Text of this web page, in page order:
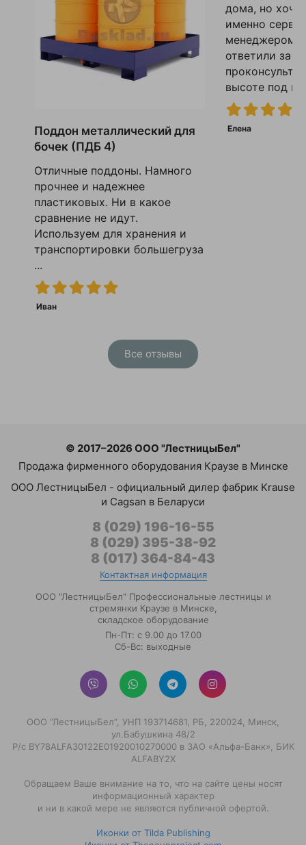
Поддон металлический для
бочек (ПДБ 4)
Отличные поддоны. Намного
прочнее и надежнее
пластиковых. Ни в какое
сравнение не идут.
Используем для хранения и
транспортировки большегруза
...
Иван
дома, но хочу
именно
менеджером в
ответили за
высоте под
Елена
Все отзывы
© 2017–2026 ООО "ЛестницыБел"
Продажа фирменного оборудования Краузе в Минске
ООО ЛестницыБел - официальный дилер фабрик Krause
и Cagsan в Беларуси
8 (029) 196-16-55
8 (029) 395-38-92
8 (017) 364-84-43
Контактная информация
ООО "ЛестницыБел" Профессиональные лестницы и
стремянки Краузе в Минске
складское оборудование
Пн-Пт: с 9.00 до 17.00
Сб-Вс: выходные
ООО “ЛестницыБел”, УНП 193714681, РБ, 220024, Минск,
ул.Бабушкина 48/2
Р/с BY78ALFA30122E01920010270000 в ЗАО «Альфа-Банк», БИК
ALFABY2X
Обращаем Ваше внимание на то, что на сайте цены носят
информационный характер
и ни в какой мере не являются публичной офертой.
Иконки от Tilda Publishing